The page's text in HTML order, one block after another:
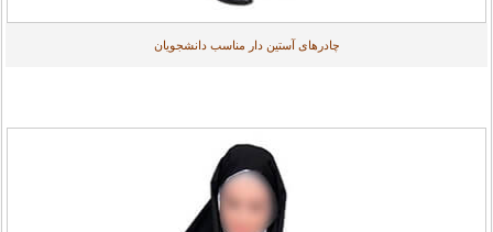
چادرهای آستین دار مناسب دانشجویان